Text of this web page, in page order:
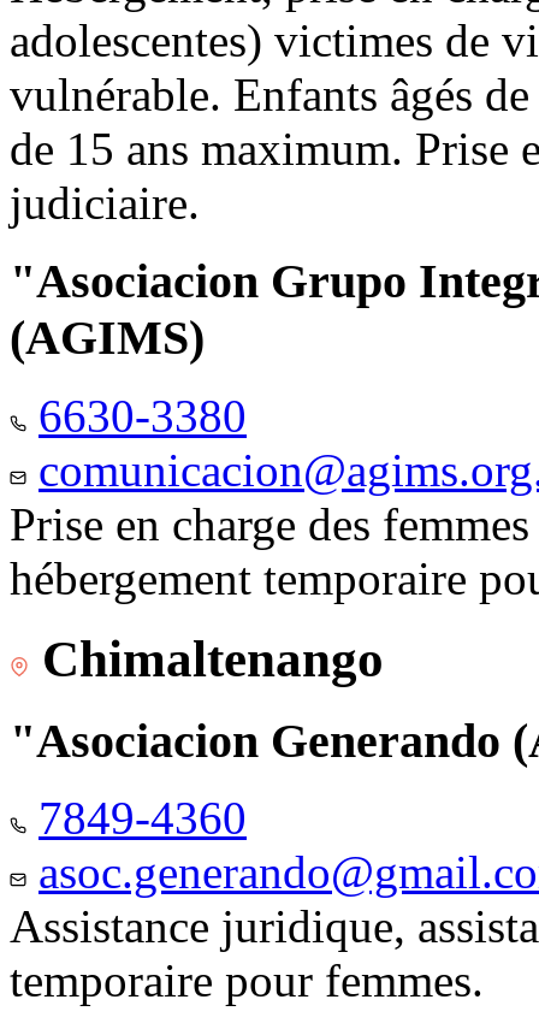
adolescentes) victimes de
vulnérable. Enfants âgés
de 15 ans maximum. Prise
judiciaire.
"Asociacion Grupo
(AGIMS)
6630-3380
Prise en charge des
hébergement temporaire
Chimaltenango
"Asociacion Generando
7849-4360
Assistance juridique,
temporaire pour femmes.